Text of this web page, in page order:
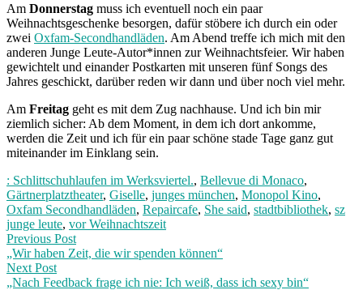
Am Donnerstag muss ich eventuell noch ein paar
Weihnachtsgeschenke besorgen, dafür stöbere ich durch ein oder
zwei Oxfam-Secondhandläden. Am Abend treffe ich mich mit den
anderen Junge Leute-Autor*innen zur Weihnachtsfeier. Wir haben
gewichtelt und einander Postkarten mit unseren fünf Songs des
Jahres geschickt, darüber reden wir dann und über noch viel mehr.
Am Freitag geht es mit dem Zug nachhause. Und ich bin mir
ziemlich sicher: Ab dem Moment, in dem ich dort ankomme,
werden die Zeit und ich für ein paar schöne stade Tage ganz gut
miteinander im Einklang sein.
: Schlittschuhlaufen im Werksviertel., Bellevue di Monaco,
Gärtnerplatztheater, Giselle, junges münchen, Monopol Kino,
Oxfam Secondhandläden, Repaircafe, She said, stadtbibliothek, sz
junge leute, vor Weihnachtszeit
Post
navigation
Previous PostPrevious
post:
„Wir haben Zeit, die wir spenden können“
Next Post
„Nach Feedback frage ich nie: Ich weiß, dass ich sexy bin“